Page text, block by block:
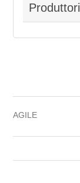
Produttori
AGILE